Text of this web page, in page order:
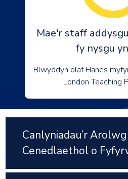
Mae'r staff
fy nysgu
Blwyddyn olaf Hanes
London Teaching
Canlyniadau’r Arolwg
Cenedlaethol o